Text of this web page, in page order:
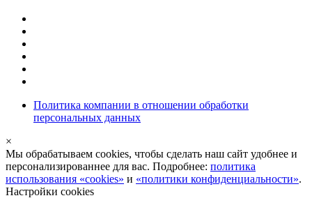
Политика компании в отношении обработки
персональных данных
×
Мы обрабатываем cookies, чтобы сделать наш сайт удобнее и
персонализированнее для вас. Подробнее: политика
использования «cookies» и «политики конфиденциальности».
Настройки cookies